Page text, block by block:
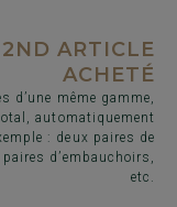
ARTICLE
ACHETÉ
d’une même gamme,
automatiquement
: deux paires de
d’embauchoirs,
etc.